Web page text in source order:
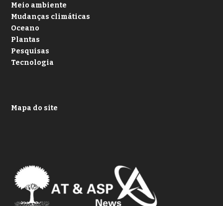
Meio ambiente
Mudanças climáticas
Oceano
Plantas
Pesquisas
Tecnologia
Mapa do site